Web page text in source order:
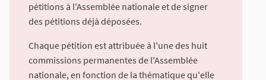
pétitions à l'Assemblée nationale et de signer
des pétitions déjà déposées.
Chaque pétition est attribuée à l'une des huit
commissions permanentes de l'Assemblée
nationale, en fonction de la thématique qu'elle